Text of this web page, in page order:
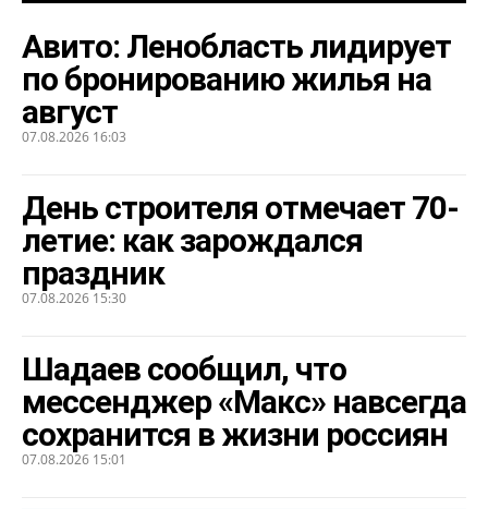
Авито: Ленобласть лидирует
по бронированию жилья на
август
07.08.2026 16:03
День строителя отмечает 70-
летие: как зарождался
праздник
07.08.2026 15:30
Шадаев сообщил, что
мессенджер «Макс» навсегда
сохранится в жизни россиян
07.08.2026 15:01